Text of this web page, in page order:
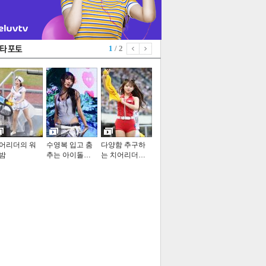
1 / 2
리더의 워
수영복 입고 춤
추는 아이돌…
다양함 추구하
는 치어리더…